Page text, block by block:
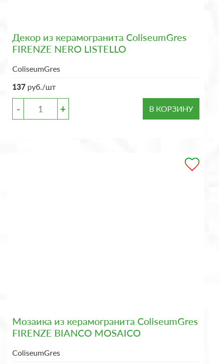
Декор из керамогранита ColiseumGres
FIRENZE NERO LISTELLO
ColiseumGres
137 руб./шт
- + В КОРЗИНУ
Мозаика из керамогранита ColiseumGres
FIRENZE BIANCO MOSAICO
ColiseumGres